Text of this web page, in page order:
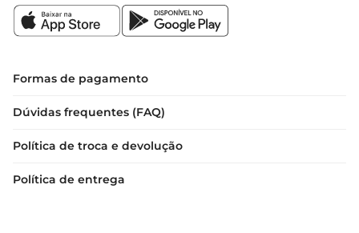
item decorativo. Com um peso leve e dimensões
práticas, ela é fácil de armazenar e transportar,
A frigideira Krea Granito com Cabo Mad 28cm é a
segurança e estilo na hora de cozinhar.
Formas de pagamento
Dúvidas frequentes (FAQ)
Política de troca e devolução
Política de entrega